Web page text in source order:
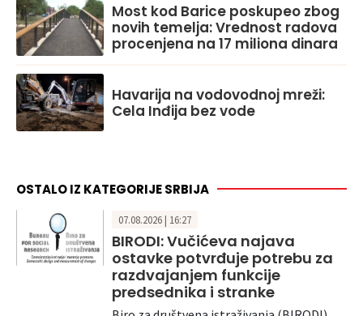
Most kod Barice poskupeo zbog
novih temelja: Vrednost radova
procenjena na 17 miliona dinara
Havarija na vodovodnoj mreži:
Cela Inđija bez vode
OSTALO IZ KATEGORIJE SRBIJA
07.08.2026 | 16:27
BIRODI: Vučićeva najava
ostavke potvrđuje potrebu za
razdvajanjem funkcije
predsednika i stranke